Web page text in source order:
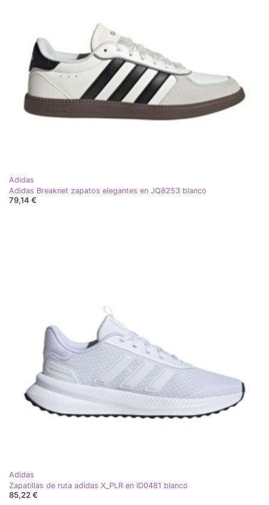
Adidas
Adidas Breaknet zapatos elegantes en JQ8253 blanco
79,14 €
Adidas
Zapatillas de ruta adidas X_PLR en ID0481 blanco
85,22 €